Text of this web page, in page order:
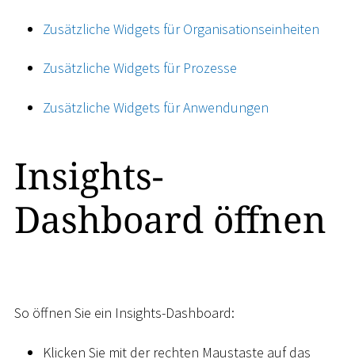
Zusätzliche Widgets für Organisationseinheiten
Zusätzliche Widgets für Prozesse
Zusätzliche Widgets für Anwendungen
Insights-
Dashboard öffnen
So öffnen Sie ein Insights-Dashboard:
Klicken Sie mit der rechten Maustaste auf das